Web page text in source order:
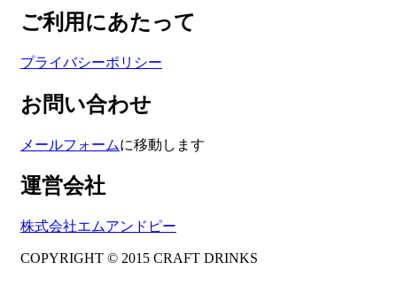
ご利用にあたって
プライバシーポリシー
お問い合わせ
メールフォームに移動します
運営会社
株式会社エムアンドピー
COPYRIGHT © 2015 CRAFT DRINKS